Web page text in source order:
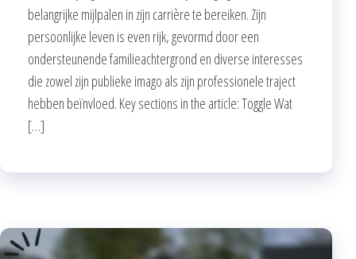
belangrijke mijlpalen in zijn carrière te bereiken. Zijn
persoonlijke leven is even rijk, gevormd door een
ondersteunende familieachtergrond en diverse interesses
die zowel zijn publieke imago als zijn professionele traject
hebben beïnvloed. Key sections in the article: Toggle Wat
[…]